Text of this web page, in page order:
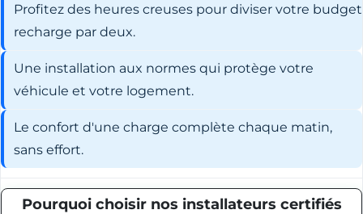
Profitez des heures creuses pour diviser votre budget
recharge par deux.
Une installation aux normes qui protège votre
véhicule et votre logement.
Le confort d'une charge complète chaque matin,
sans effort.
Pourquoi choisir nos installateurs certifiés